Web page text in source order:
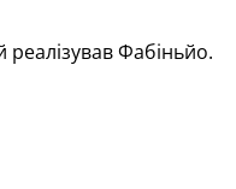
реалізувавФабіньйо.